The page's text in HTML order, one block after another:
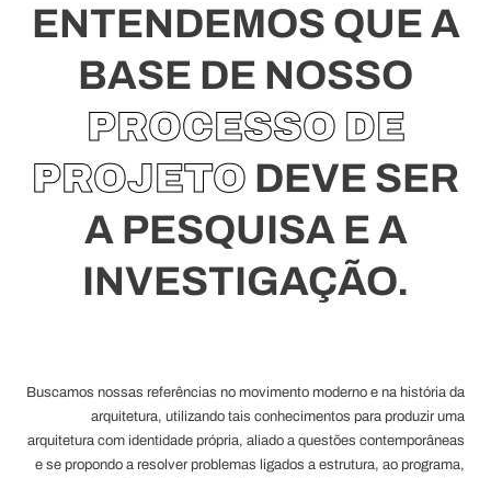
ENTENDEMOS QUE A
BASE DE NOSSO
PROCESSO DE
PROJETO DEVE SER
A PESQUISA E A
INVESTIGAÇÃO.
Buscamos nossas referências no movimento moderno e na história da
arquitetura, utilizando tais conhecimentos para produzir uma
arquitetura com identidade própria, aliado a questões contemporâneas
e se propondo a resolver problemas ligados a estrutura, ao programa,